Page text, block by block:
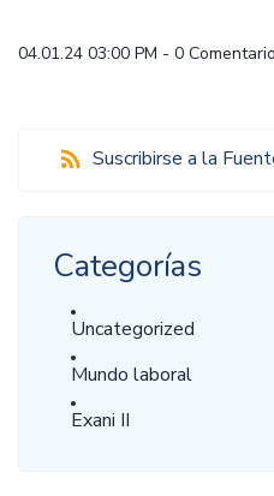
04.01.24 03:00 PM - 0
Suscribirse a la
Categorías
Uncategorized
Mundo laboral
Exani II